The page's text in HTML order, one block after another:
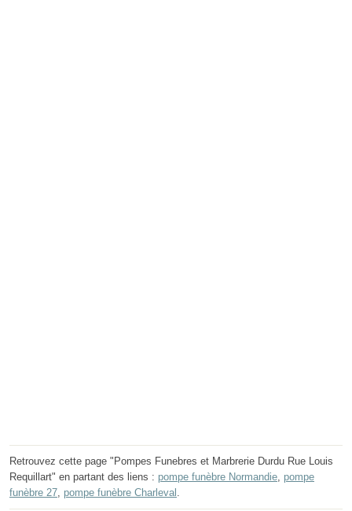
Retrouvez cette page "Pompes Funebres et Marbrerie Durdu Rue Louis
Requillart" en partant des liens : pompe funèbre Normandie, pompe
funèbre 27, pompe funèbre Charleval .